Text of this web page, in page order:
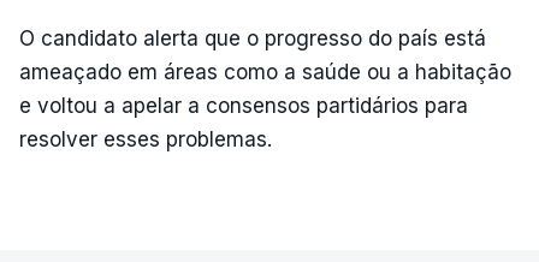
O candidato alerta que o progresso do país está
ameaçado em áreas como a saúde ou a habitação
e voltou a apelar a consensos partidários para
resolver esses problemas.